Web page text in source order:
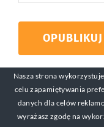
Nasza strona
celu zapamiętywania
danych dla celów
wyrażasz zgodę na